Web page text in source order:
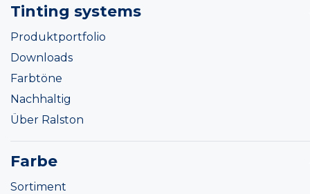
Tinting systems
Produktportfolio
Downloads
Farbtöne
Nachhaltig
Über Ralston
Farbe
Sortiment